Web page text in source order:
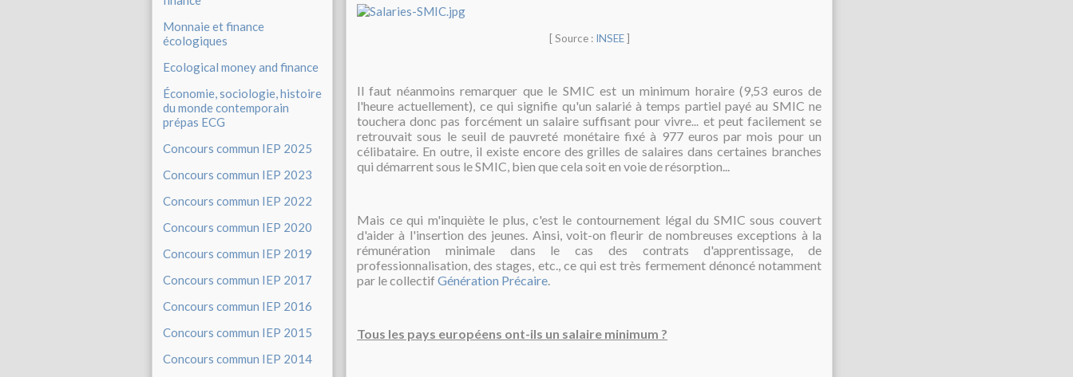
Monnaie et finance
écologiques
Ecological money and finance
Économie, sociologie, histoire
du monde contemporain
prépas ECG
Concours commun IEP 2025
Concours commun IEP 2023
Concours commun IEP 2022
Concours commun IEP 2020
Concours commun IEP 2019
Concours commun IEP 2017
Concours commun IEP 2016
Concours commun IEP 2015
Concours commun IEP 2014
[ Source : INSEE]
Il faut néanmoins remarquer que le SMIC est un minimum horaire (9,53 euros de
l'heure actuellement), ce qui signifie qu'un salarié à temps partiel payé au SMIC ne
touchera donc pas forcément un salaire suffisant pour vivre... et peut facilement se
retrouvait sous le seuil de pauvreté monétaire fixé à 977 euros par mois pour un
célibataire. En outre, il existe encore des grilles de salaires dans certaines branches
qui démarrent sous le SMIC, bien que cela soit en voie de résorption...
Mais ce qui m'inquiète le plus, c'est le contournement légal du SMIC sous couvert
d'aider à l'insertion des jeunes. Ainsi, voit-on fleurir de nombreuses exceptions à la
rémunération minimale dans le cas des contrats d'apprentissage, de
professionnalisation, des stages, etc., ce qui est très fermement dénoncé notamment
par le collectif Génération Précaire.
Tous les pays européens ont-ils un salaire minimum ?